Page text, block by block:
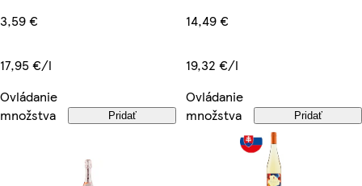
3,59 €
17,95 €/l
Ovládanie
množstva
Pridať
14,49 €
19,32 €/l
Ovládanie
množstva
Pridať